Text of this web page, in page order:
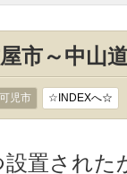
市～中山
可児市 ☆INDEXへ☆
置された